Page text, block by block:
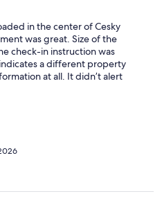
in the center of Cesky
was great. Size of the
check-in instruction was
a different property
at all. It didn’t alert